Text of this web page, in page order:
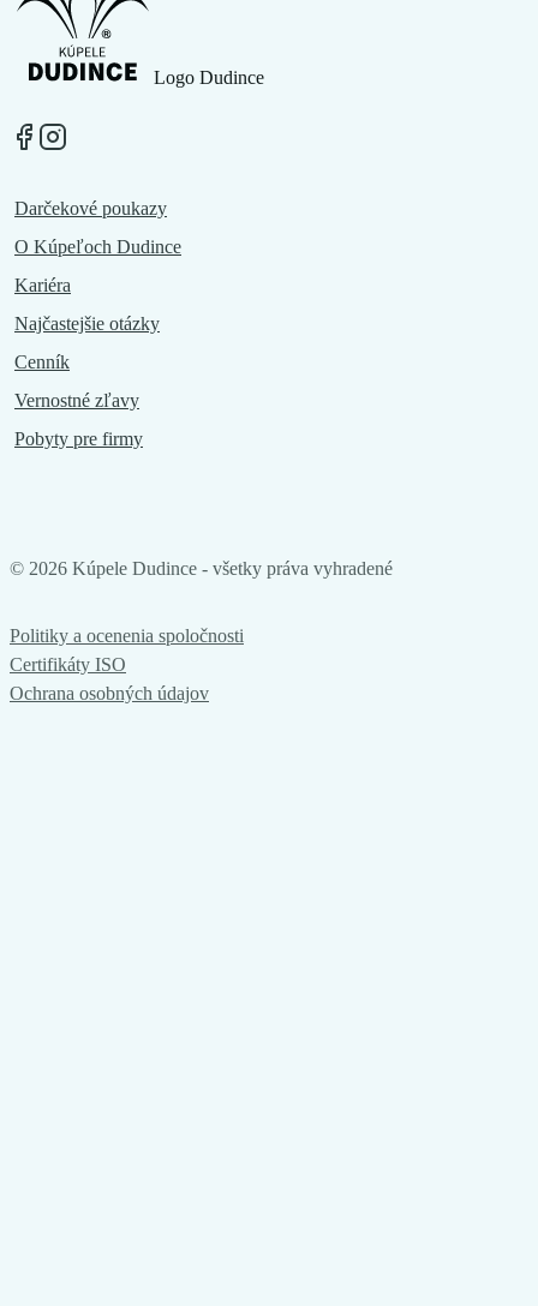
Logo Dudince
Darčekové poukazy
O Kúpeľoch Dudince
Kariéra
Najčastejšie otázky
Cenník
Vernostné zľavy
Pobyty pre firmy
© 2026 Kúpele Dudince - všetky práva vyhradené
Politiky a ocenenia spoločnosti
Certifikáty ISO
Ochrana osobných údajov